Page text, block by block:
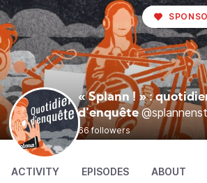
« Splann ! » :
d'enquête
66 followers
ACTIVITY EPISODES ABOUT